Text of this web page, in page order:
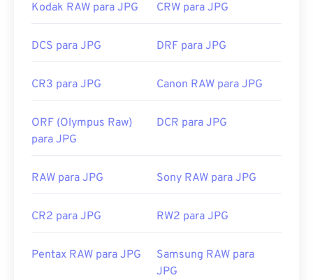
Kodak RAW para JPG CRW para JPG
DCS para JPG DRF para JPG
CR3 para JPG Canon RAW para JPG
ORF (Olympus Raw)
para JPG
DCR para JPG
RAW para JPG Sony RAW para JPG
CR2 para JPG RW2 para JPG
Pentax RAW para JPG
Samsung RAW para
JPG